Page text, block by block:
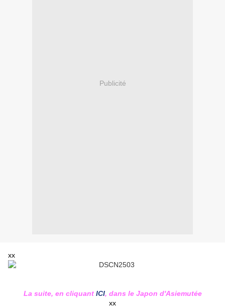
Publicité
xx
La suite, en cliquant ICI, dans le Japon d'Asiemutée
xx